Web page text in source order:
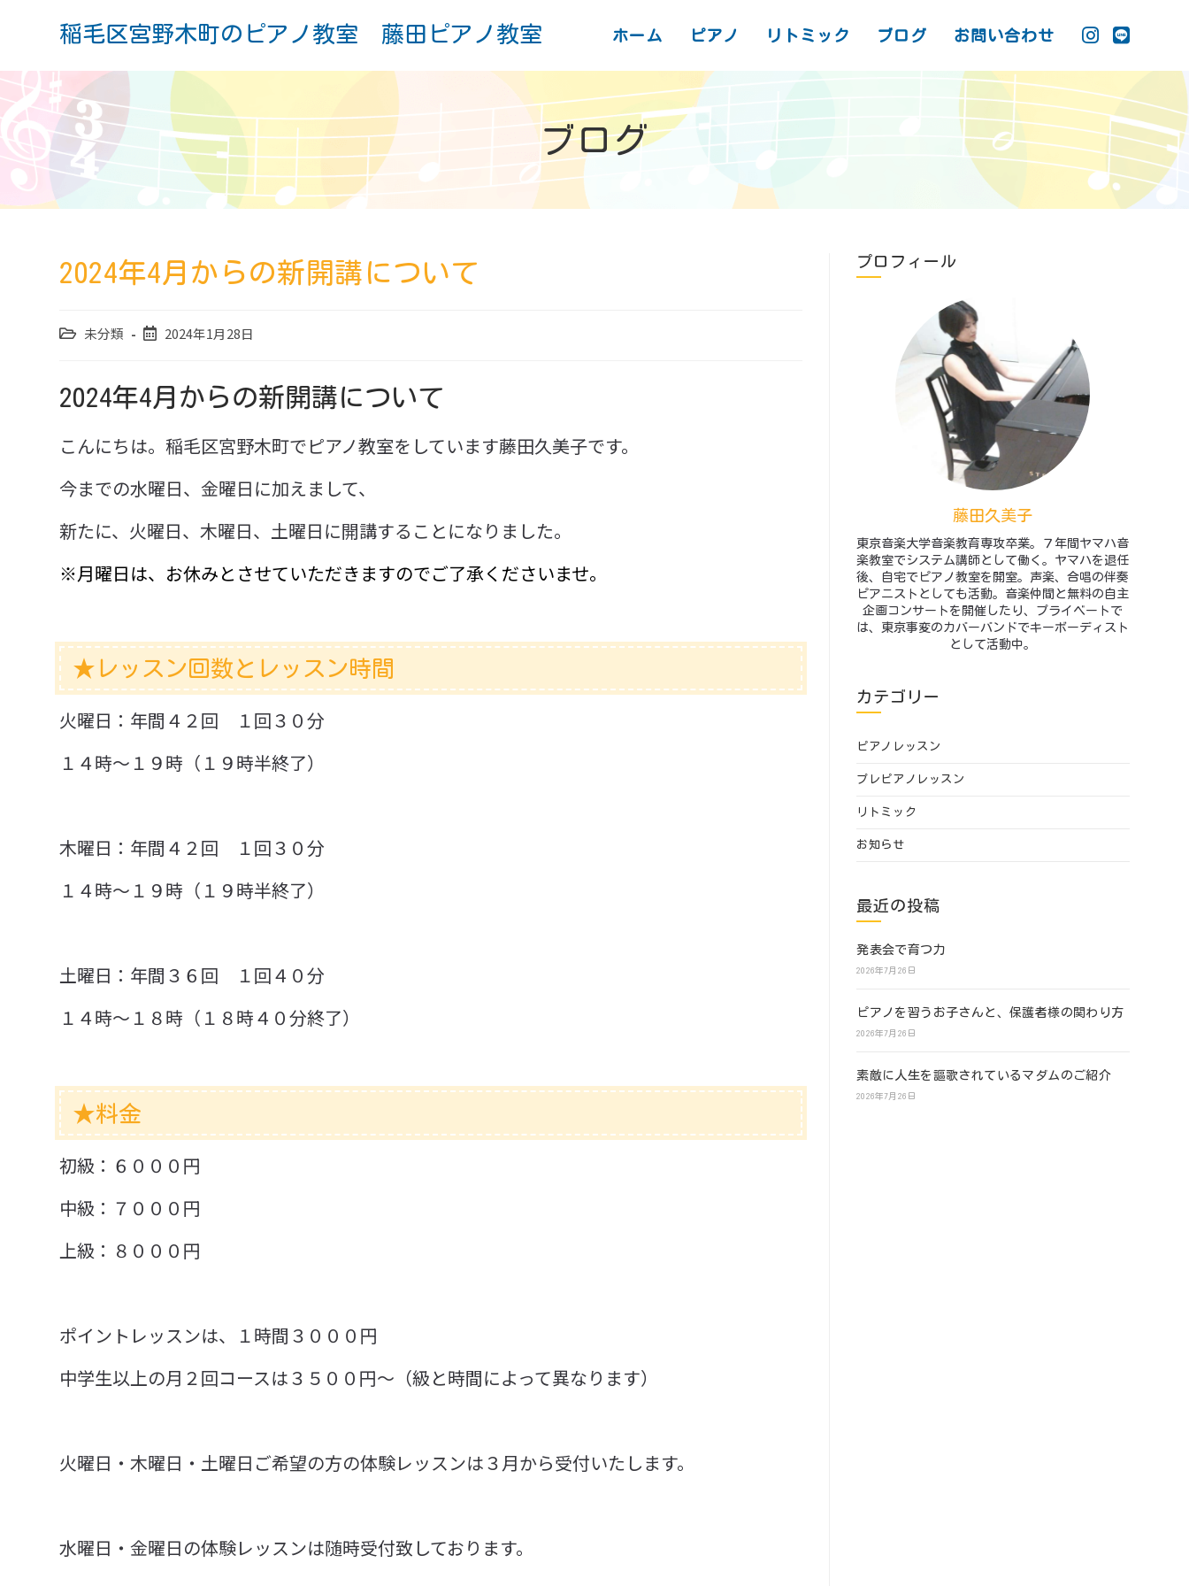
ツ
ス
キ
ッ
プ
稲毛区宮野木町のピアノ教室 藤田ピアノ教室 ホーム ピアノ リトミック ブログ お問い合わせ
ブログ
2024年4月からの新開講について
投
テ
ゴ
ー:
未分類
投
開
日:
2024年1月28日
2024年4月からの新開講について
こんにちは。稲毛区宮野木町でピアノ教室をしています藤田久美子です。
今までの水曜日、金曜日に加えまして、
新たに、火曜日、木曜日、土曜日に開講することになりました。
※月曜日は、お休みとさせていただきますのでご了承くださいませ。
★レッスン回数とレッスン時間
火曜日：年間４２回 １回３０分
１４時～１９時（１９時半終了）
木曜日：年間４２回 １回３０分
１４時～１９時（１９時半終了）
土曜日：年間３６回 １回４０分
１４時～１８時（１８時４０分終了）
★料金
初級：６０００円
中級：７０００円
上級：８０００円
ポイントレッスンは、１時間３０００円
中学生以上の月２回コースは３５００円～（級と時間によって異なります）
火曜日・木曜日・土曜日ご希望の方の体験レッスンは３月から受付いたします。
水曜日・金曜日の体験レッスンは随時受付致しております。
プロフィール
藤田久美子
東京音楽大学音楽教育専攻卒業。７年間ヤマハ音
楽教室でシステム講師として働く。ヤマハを退任
後、自宅でピアノ教室を開室。声楽、合唱の伴奏
ピアニストとしても活動。音楽仲間と無料の自主
企画コンサートを開催したり、プライベートで
は、東京事変のカバーバンドでキーボーディスト
として活動中。
カテゴリー
ピアノレッスン
プレピアノレッスン
リトミック
お知らせ
最近の投稿
発表会で育つ力
2026年7月26日
ピアノを習うお子さんと、保護者様の関わり方
2026年7月26日
素敵に人生を謳歌されているマダムのご紹介
2026年7月26日